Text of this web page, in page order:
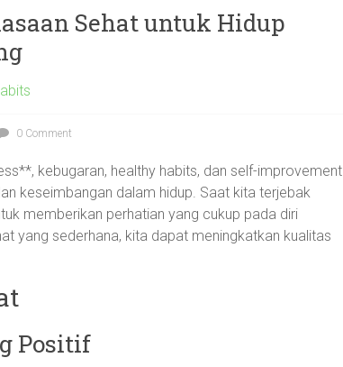
Sehat untuk Hidup
0 Comment
kebugaran, healthy habits, dan self-improvement
keseimbangan dalam hidup. Saat kita terjebak
memberikan perhatian yang cukup pada diri
yang sederhana, kita dapat meningkatkan kualitas
Positif